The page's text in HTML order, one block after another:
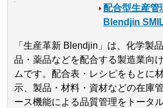
配合型生産管
Blendjin
「生産革新 Blendjin」は、化学製
品・薬品などを配合する製造業向
ムです。配合表・レシピをもとに
示、製品・材料・資材などの在庫
ース機能による品質管理をトータ